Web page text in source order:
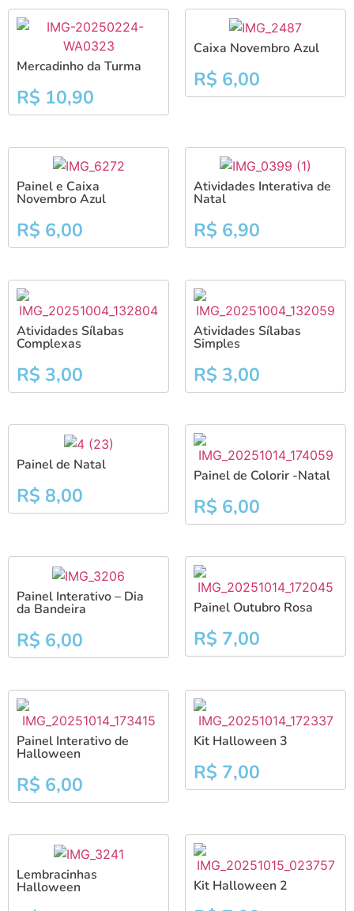
Mercadinho da Turma
R$ 10,90
Caixa Novembro Azul
R$ 6,00
Painel e Caixa
Novembro Azul
R$ 6,00
Atividades Interativa de
Natal
R$ 6,90
Atividades Sílabas
Complexas
R$ 3,00
Atividades Sílabas
Simples
R$ 3,00
Painel de Natal
R$ 8,00
Painel de Colorir -Natal
R$ 6,00
Painel Interativo – Dia
da Bandeira
R$ 6,00
Painel Outubro Rosa
R$ 7,00
Painel Interativo de
Halloween
R$ 6,00
Kit Halloween 3
R$ 7,00
Lembracinhas
Halloween Kit Halloween 2